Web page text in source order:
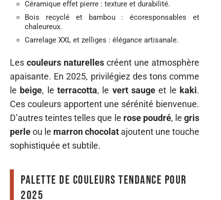
Céramique effet pierre : texture et durabilité.
Bois recyclé et bambou : écoresponsables et
chaleureux.
Carrelage XXL et zelliges : élégance artisanale.
Les couleurs naturelles créent une atmosphère
apaisante. En 2025, privilégiez des tons comme
le beige, leterracotta, le vert sauge et le kaki.
Ces couleurs apportent une sérénité bienvenue.
D’autres teintes telles que le rose poudré, le gris
perleou le marron chocolat ajoutent une touche
sophistiquée et subtile.
Palette de couleurs tendance pour
2025